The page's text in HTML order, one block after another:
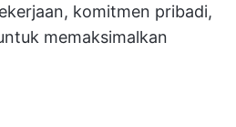
komitmen pribadi,
memaksimalkan